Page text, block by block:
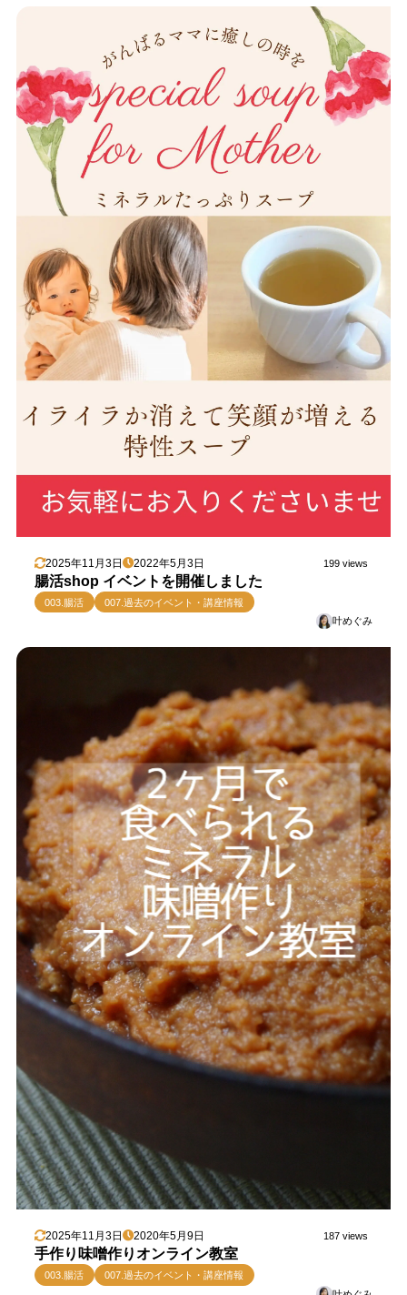
2025年11月3日 2022年5月3日 199 views
腸活shop イベントを開催しました
003.腸活
007.過去のイベント・講座情報
叶めぐみ
2025年11月3日 2020年5月9日 187 views
手作り味噌作りオンライン教室
003.腸活
007.過去のイベント・講座情報